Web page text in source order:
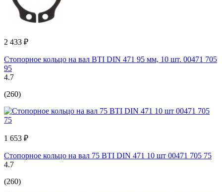
2 433 ₽
Стопорное кольцо на вал BTI DIN 471 95 мм, 10 шт. 00471 705
95
4.7
(260)
1 653 ₽
Стопорное кольцо на вал 75 BTI DIN 471 10 шт 00471 705 75
4.7
(260)